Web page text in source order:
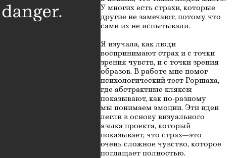
У многих есть страхи, которые
другие не замечают, потому что
сами их не испытывали.
Я изучала, как люди
воспринимают страх и с точки
зрения чувств, и с точки зрения
образов. В работе мне помог
психологический тест Роршаха,
где абстрактные кляксы
показывают, как по-разному
мы понимаем эмоции. Эти идеи
легли в основу визуального
языка проекта, который
показывает, что страх—это
очень сложное чувство, которое
поглащает полностью.